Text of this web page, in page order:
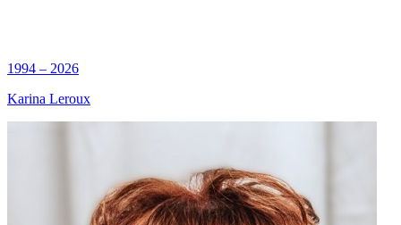
1994 – 2026
Karina Leroux